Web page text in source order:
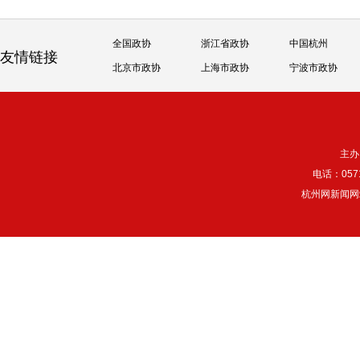
友情链接
全国政协 浙江省政协 中国杭州
北京市政协 上海市政协 宁波市政协
主
电话：
杭州网新闻